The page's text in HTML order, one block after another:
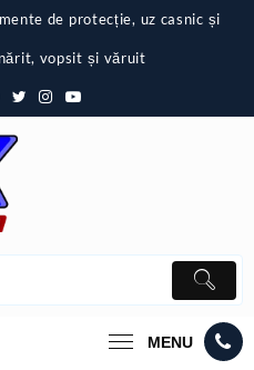
de protecție, uz casnic și
vopsit și văruit
MENU